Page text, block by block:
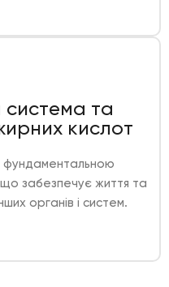
та
кислот
забезпечує життя та
органів і систем.